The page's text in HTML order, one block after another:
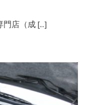
門店（成 [...]